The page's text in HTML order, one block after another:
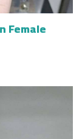
Female